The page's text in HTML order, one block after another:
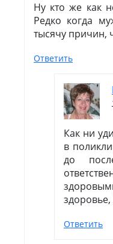
Ну кто же как
Редко когда
тысячу причин,
Ответить
Как ни
в
до
Ответить